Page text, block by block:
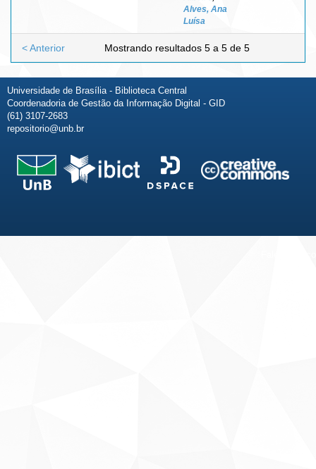
Alves, Ana
Luísa
Mostrando resultados 5 a 5 de 5
< Anterior
Universidade de Brasília - Biblioteca Central
Coordenadoria de Gestão da Informação Digital - GID
(61) 3107-2683
repositorio@unb.br